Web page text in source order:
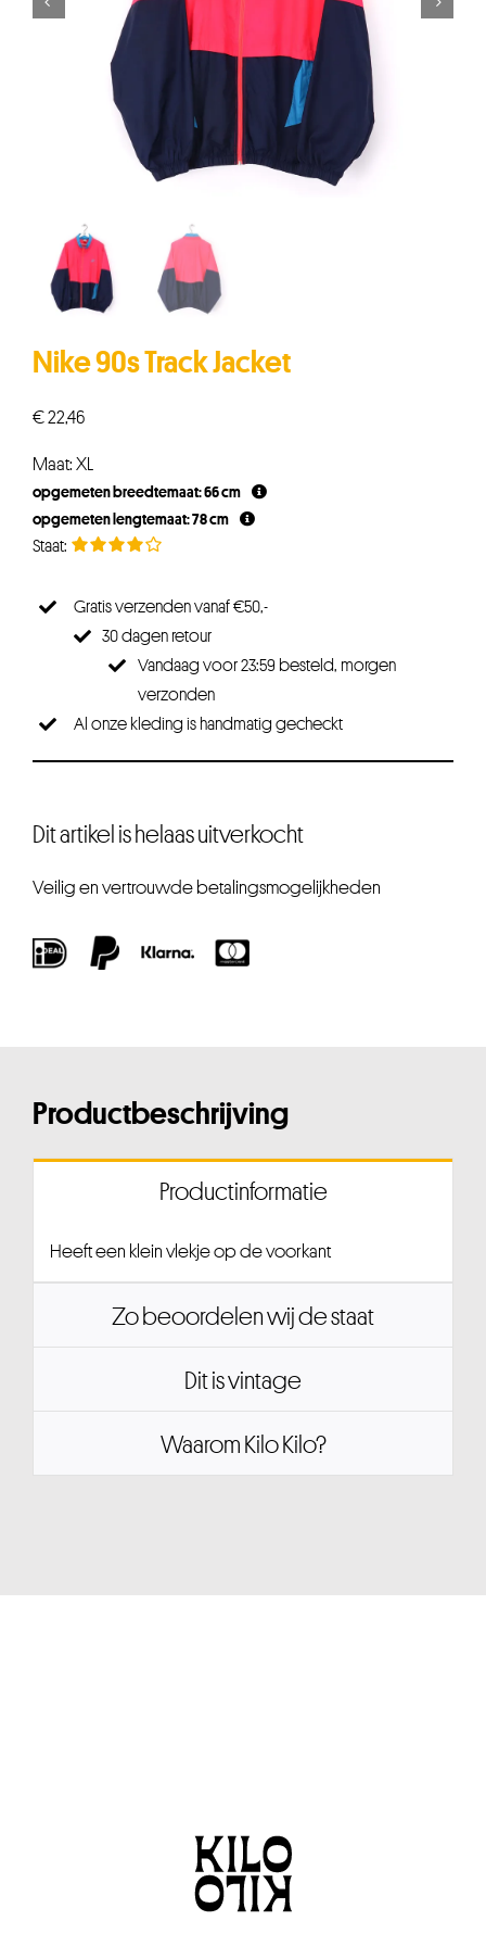
Nike 90s Track Jacket
€22,46
Maat: XL
opgemeten breedtemaat: 66 cm
opgemeten lengtemaat: 78 cm
Gratis verzenden vanaf €50,-
30 dagen retour
Vandaag voor 23:59 besteld, morgen
verzonden
Al onze kleding is handmatig gecheckt
Dit artikel is helaas uitverkocht
Veilig en vertrouwde betalingsmogelijkheden
Productbeschrijving
Productinformatie
Heeft een klein vlekje op de voorkant
Zo beoordelen wij de staat
Dit is vintage
Waarom Kilo Kilo?